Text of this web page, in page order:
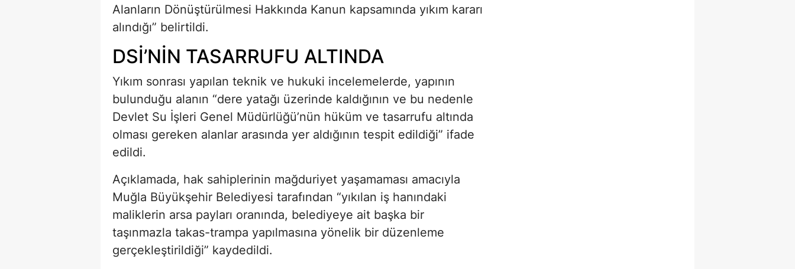
Alanların Dönüştürülmesi Hakkında Kanun kapsamında yıkım kararı
alındığı” belirtildi.
DSİ’NİN TASARRUFU ALTINDA
Yıkım sonrası yapılan teknik ve hukuki incelemelerde, yapının
bulunduğu alanın “dere yatağı üzerinde kaldığının ve bu nedenle
Devlet Su İşleri Genel Müdürlüğü’nün hüküm ve tasarrufu altında
olması gereken alanlar arasında yer aldığının tespit edildiği” ifade
edildi.
Açıklamada, hak sahiplerinin mağduriyet yaşamaması amacıyla
Muğla Büyükşehir Belediyesi tarafından “yıkılan iş hanındaki
maliklerin arsa payları oranında, belediyeye ait başka bir
taşınmazla takas-trampa yapılmasına yönelik bir düzenleme
gerçekleştirildiği” kaydedildi.